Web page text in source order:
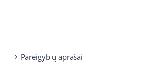
Pareigybių aprašai